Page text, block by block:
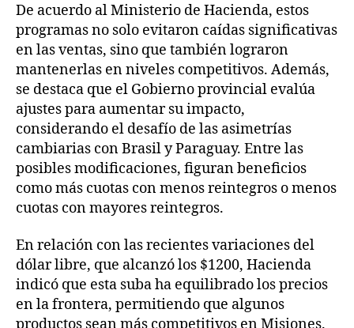
De acuerdo al Ministerio de Hacienda, estos
programas no solo evitaron caídas significativas
en las ventas, sino que también lograron
mantenerlas en niveles competitivos. Además,
se destaca que el Gobierno provincial evalúa
ajustes para aumentar su impacto,
considerando el desafío de las asimetrías
cambiarias con Brasil y Paraguay. Entre las
posibles modificaciones, figuran beneficios
como más cuotas con menos reintegros o menos
cuotas con mayores reintegros.
En relación con las recientes variaciones del
dólar libre, que alcanzó los $1200, Hacienda
indicó que esta suba ha equilibrado los precios
en la frontera, permitiendo que algunos